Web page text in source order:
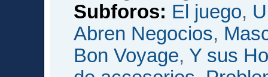
Subforos: El juego,
Abren Negocios,
Bon Voyage, Y sus